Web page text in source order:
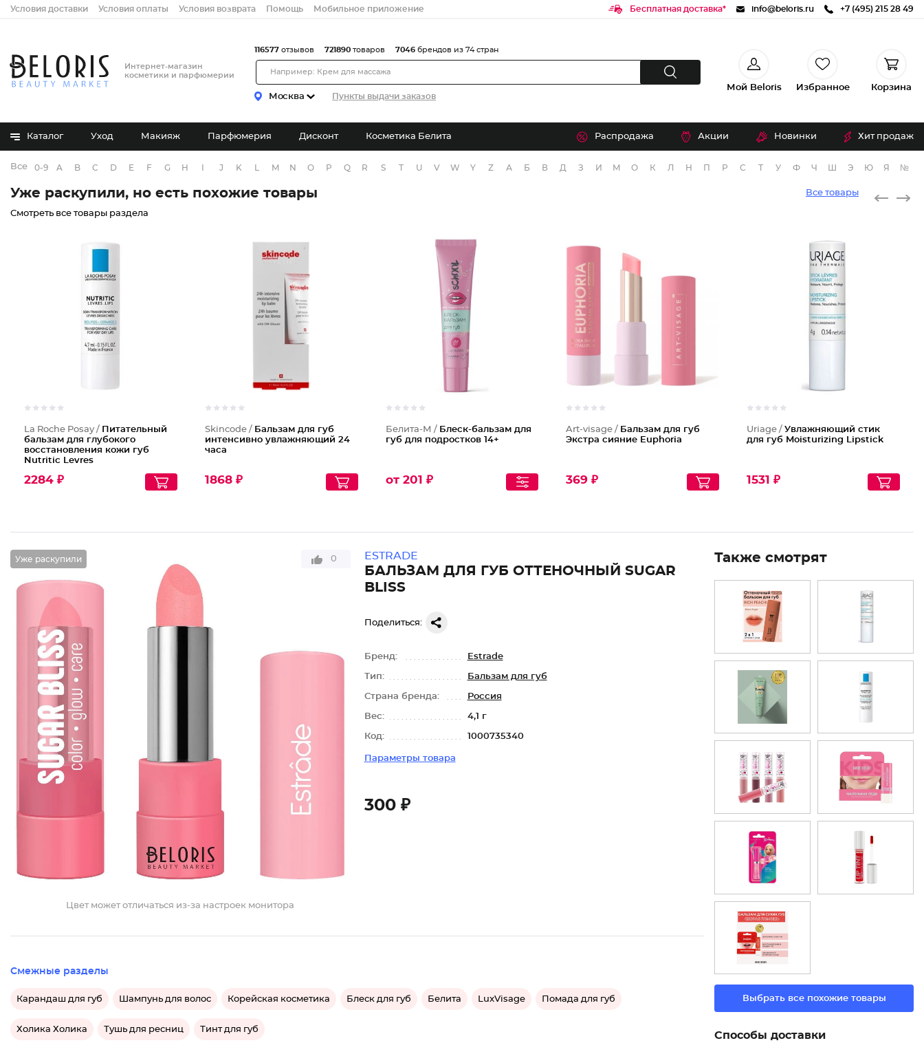
Условия доставки Условия оплаты Условия возврата Помощь Мобильное приложение Бесплатная доставка* info@beloris.ru +7 (495) 215 28 49
Интернет-магазин
косметики и парфюмерии
Москва Пункты выдачи заказов
116577 отзывов 721890 товаров 7046 брендов из 74 стран
Мой Beloris Избранное Корзина
Каталог Уход Макияж Парфюмерия Дисконт Косметика Белита Распродажа Акции Новинки Хит продаж
Все бренды
0-9 A B C D E F G H J K M N O P Q R S T U V W Y Z А Б В Д З И М О К Л Н П Р С Т У Ф Ч Э Ю Я №
Уже раскупили, но есть похожие товары Все товары
Смотреть все товары раздела
La Roche Posay / Питательный
бальзам для глубокого
восстановления кожи губ
Nutritic Levres
2284 ₽
Skincode / Бальзам для губ
интенсивно увлажняющий 24
часа
1868 ₽
Белита-М / Блеск-бальзам для
губ для подростков 14+
от 201 ₽
Art-visage / Бальзам для губ
Экстра сияние Euphoria
369 ₽
Uriage /Увлажняющий стик
для губ Moisturizing Lipstick
1531 ₽
Уже раскупили 0
Цвет может отличаться из-за настроек монитора
ESTRADE
БАЛЬЗАМ ДЛЯ ГУБ ОТТЕНОЧНЫЙ SUGAR
BLISS
Поделиться:
Бренд: Estrade
Тип: Бальзам для губ
Страна бренда: Россия
Вес: 4,1 г
Код: 1000735340
Параметры товара
300 ₽
Смежные разделы
Карандаш для губ Шампунь для волос Корейская косметика Блеск для губ Белита LuxVisage Помада для губ
Холика Холика Тушь для ресниц Тинт для губ
Также смотрят
Выбрать все похожие товары
Способы доставки